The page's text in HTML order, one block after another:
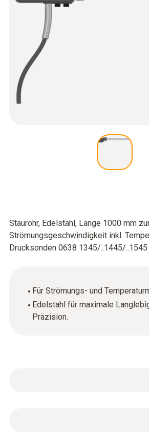
Staurohr, Edelstahl, Länge 1000 mm
Strömungsgeschwindigkeit inkl.
Drucksonden 0638 1345/..1445/..1545
Für Strömungs- und
Edelstahl für maximale
Präzision.